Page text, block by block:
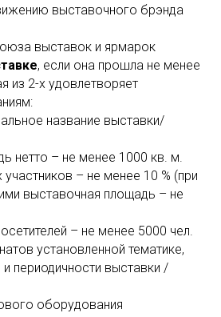
выставочного брэнда
выставок и ярмарок
, если она прошла не менее
из 2-х удовлетворяет
название выставки/
нетто – не менее 1000 кв. м.
– не менее 10 % (при
выставочная площадь – не
– не менее 5000 чел.
установленной тематике,
периодичности выставки /
оборудования